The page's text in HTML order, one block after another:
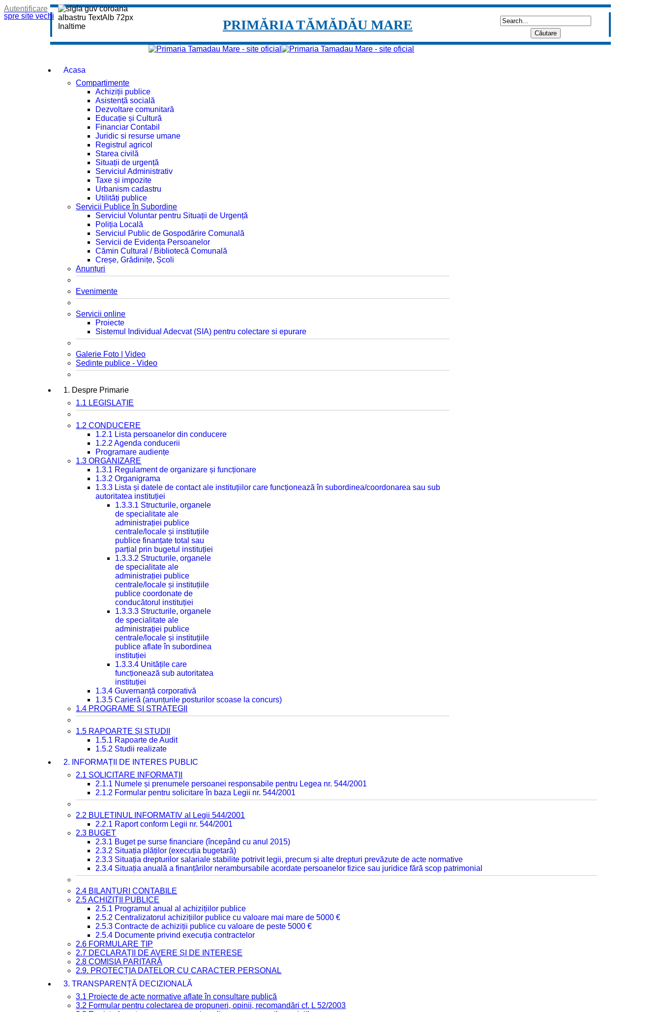
spre site vechi
Autentificare
PRIMĂRIA TĂMĂDĂU MARE
Acasa
Compartimente
Achiziții publice
Asistență socială
Dezvoltare comunitară
Educație și Cultură
Financiar Contabil
Juridic si resurse umane
Registrul agricol
Starea civilă
Situații de urgență
Serviciul Administrativ
Taxe și impozite
Urbanism cadastru
Utilități publice
Servicii Publice în Subordine
Serviciul Voluntar pentru Situații de Urgență
Poliția Locală
Serviciul Public de Gospodărire Comunală
Servicii de Evidența Persoanelor
Cămin Cultural / Bibliotecă Comunală
Creșe, Grădinițe, Școli
Anunțuri
Evenimente
Servicii online
Proiecte
Sistemul Individual Adecvat (SIA) pentru colectare si epurare
Galerie Foto | Video
Sedinte publice - Video
1. Despre Primarie
1.1 LEGISLAȚIE
1.2 CONDUCERE
1.2.1 Lista persoanelor din conducere
1.2.2 Agenda conducerii
Programare audiențe
1.3 ORGANIZARE
1.3.1 Regulament de organizare și funcționare
1.3.2 Organigrama
1.3.3 Lista și datele de contact ale instituțiilor care funcționează în subordinea/coordonarea sau sub
autoritatea instituției
1.3.3.1 Structurile, organele
de specialitate ale
administrației publice
centrale/locale și instituțiile
publice finanțate total sau
parțial prin bugetul instituției
1.3.3.2 Structurile, organele
de specialitate ale
administrației publice
centrale/locale și instituțiile
publice coordonate de
conducătorul instituției
1.3.3.3 Structurile, organele
de specialitate ale
administrației publice
centrale/locale și instituțiile
publice aflate în subordinea
instituției
1.3.3.4 Unitățile care
funcționează sub autoritatea
instituției
1.3.4 Guvernanță corporativă
1.3.5 Carieră (anunțurile posturilor scoase la concurs)
1.4 PROGRAME ȘI STRATEGII
1.5 RAPOARTE ȘI STUDII
1.5.1 Rapoarte de Audit
1.5.2 Studii realizate
2. INFORMAȚII DE INTERES PUBLIC
2.1 SOLICITARE INFORMAȚII
2.1.1 Numele și prenumele persoanei responsabile pentru Legea nr. 544/2001
2.1.2 Formular pentru solicitare în baza Legii nr. 544/2001
2.2 BULETINUL INFORMATIV al Legii 544/2001
2.2.1 Raport conform Legii nr. 544/2001
2.3 BUGET
2.3.1 Buget pe surse financiare (începând cu anul 2015)
2.3.2 Situația plăților (execuția bugetară)
2.3.3 Situația drepturilor salariale stabilite potrivit legii, precum și alte drepturi prevăzute de acte normative
2.3.4 Situația anuală a finanțărilor nerambursabile acordate persoanelor fizice sau juridice fără scop patrimonial
2.4 BILANȚURI CONTABILE
2.5 ACHIZIȚII PUBLICE
2.5.1 Programul anual al achizițiilor publice
2.5.2 Centralizatorul achizițiilor publice cu valoare mai mare de 5000 €
2.5.3 Contracte de achiziții publice cu valoare de peste 5000 €
2.5.4 Documente privind execuția contractelor
2.6 FORMULARE TIP
2.7 DECLARAȚII DE AVERE ȘI DE INTERESE
2.8 COMISIA PARITARĂ
2.9. PROTECȚIA DATELOR CU CARACTER PERSONAL
3. TRANSPARENȚĂ DECIZIONALĂ
3.1 Proiecte de acte normative aflate în consultare publică
3.2 Formular pentru colectarea de propuneri, opinii, recomandări cf. L 52/2003